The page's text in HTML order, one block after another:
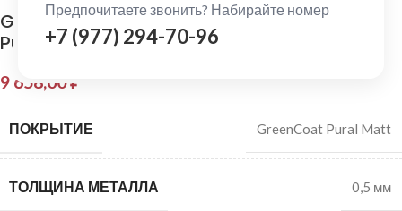
Предпочитаете звонить? Набирайте номер
+7 (977) 294-70-96
Grand Line: Конек плоский 150х40х150 мм
Pural Matt 0,5 мм
9 658,00₽
ПОКРЫТИЕ GreenCoat Pural Matt
ТОЛЩИНА МЕТАЛЛА 0,5 мм